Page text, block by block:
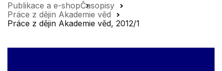
Publikace a e-shopČasopisy
Práce z dějin Akademie věd
Práce z dějin Akademie věd, 2012/1